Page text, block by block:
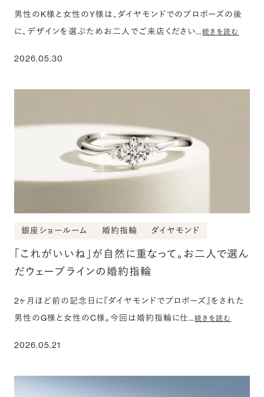
男性のK様と女性のY様は、ダイヤモンドでのプロポーズの後
に、デザインを選ぶためお二人でご来店ください…続きを読む
2026.05.30
銀座ショールーム 婚約指輪 ダイヤモンド
「これがいいね」が自然に重なって。お二人で選ん
だウェーブラインの婚約指輪
2ヶ月ほど前の記念日に『ダイヤモンドでプロポーズ』をされた
男性のG様と女性のC様。今回は婚約指輪に仕…続きを読む
2026.05.21